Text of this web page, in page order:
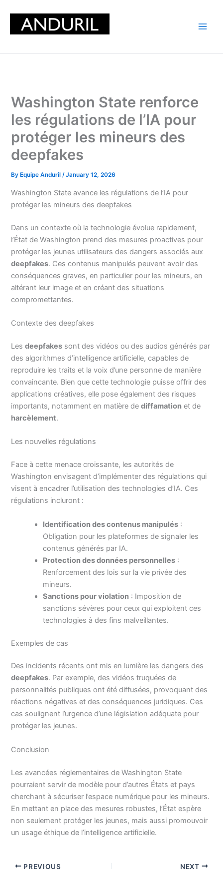
content
Washington State renforce
les régulations de l’IA pour
protéger les mineurs des
deepfakes
By Equipe Anduril/January 12, 2026
Washington State avance les régulations de l’IA pour
protéger les mineurs des deepfakes
Dans un contexte où la technologie évolue rapidement,
l’État de Washington prend des mesures proactives pour
protéger les jeunes utilisateurs des dangers associés aux
deepfakes. Ces contenus manipulés peuvent avoir des
conséquences graves, en particulier pour les mineurs, en
altérant leur image et en créant des situations
compromettantes.
Contexte des deepfakes
Lesdeepfakes sont des vidéos ou des audios générés par
des algorithmes d’intelligence artificielle, capables de
reproduire les traits et la voix d’une personne de manière
convaincante. Bien que cette technologie puisse offrir des
applications créatives, elle pose également des risques
importants, notamment en matière dediffamation et de
harcèlement.
Les nouvelles régulations
Face à cette menace croissante, les autorités de
Washington envisagent d’implémenter des régulations qui
visent à encadrer l’utilisation des technologies d’IA. Ces
régulations incluront :
Identification des contenus manipulés :
Obligation pour les plateformes de signaler les
contenus générés par IA.
Protection des données personnelles :
Renforcement des lois sur la vie privée des
mineurs.
Sanctions pour violation : Imposition de
sanctions sévères pour ceux qui exploitent ces
technologies à des fins malveillantes.
Exemples de cas
Des incidents récents ont mis en lumière les dangers des
deepfakes. Par exemple, des vidéos truquées de
personnalités publiques ont été diffusées, provoquant des
réactions négatives et des conséquences juridiques. Ces
cas soulignent l’urgence d’une législation adéquate pour
protéger les jeunes.
Conclusion
Les avancées réglementaires de Washington State
pourraient servir de modèle pour d’autres États et pays
cherchant à sécuriser l’espace numérique pour les mineurs.
En mettant en place des mesures robustes, l’État espère
non seulement protéger les jeunes, mais aussi promouvoir
un usage éthique de l’intelligence artificielle.
PREVIOUS NEXT